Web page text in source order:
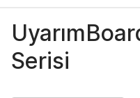
Serisi